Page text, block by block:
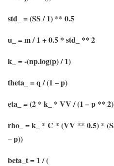
std_ = (SS / 1) ** 0.5
u_ = m / 1 + 0.5 * std_ ** 2
k_ = -(np.log(p) / 1)
theta_ = q / (1 – p)
eta_ = (2 * k_ * VV / (1 – p **
rho_ = k_ * C * (VV ** 0.5) *
– p))
beta_t = 1 / (